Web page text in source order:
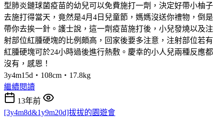
型肺炎鏈球菌疫苗的幼兒可以免費施打一劑，決定好帶小柚子
去施打得當天，竟然是4月4日兒童節，媽媽沒送你禮物，倒是
帶你去挨一針。護士說，這一劑疫苗施打後，小兒發燒以及注
射部位紅腫硬塊的比例頗高，回家後要多注意，注射部位若有
紅腫硬塊可於24小時過後進行熱敷。慶幸的小人兒兩種反應都
沒有，感恩！
3y4m15d‧108cm‧17.8kg
繼續閱讀
13年前
[3y4m8d&1y9m20d]拔拔的園遊會